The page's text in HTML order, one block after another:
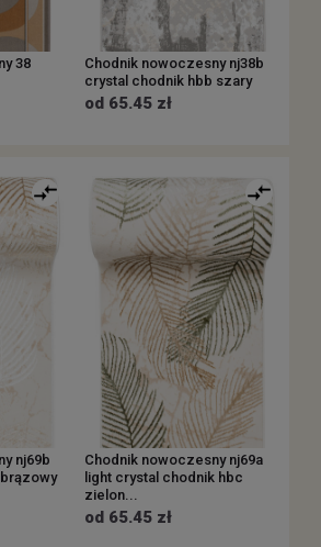
38
Chodnik nowoczesny nj38b
crystal chodnik hbb szary
od 65.45 zł
nj69b
Chodnik nowoczesny nj69a
light crystal chodnik hbc
zielon...
od 65.45 zł